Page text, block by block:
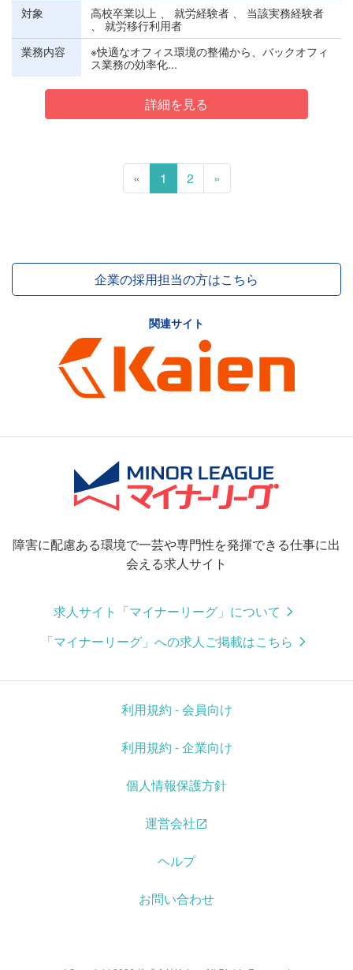
対象
高校卒業以上 、 就労経験者 、 当該実務経験者
、 就労移行利用者
業務内容
※快適なオフィス環境の整備から、バックオフィ
ス業務の効率化...
詳細を見る
« 1 2 »
企業の採用担当の方はこちら
関連サイト
障害に配慮ある環境で一芸や専門性を発揮できる仕事に出
会える求人サイト
求人サイト「マイナーリーグ」について
「マイナーリーグ」への求人ご掲載はこちら
利用規約 - 会員向け
利用規約 - 企業向け
個人情報保護方針
運営会社
ヘルプ
お問い合わせ